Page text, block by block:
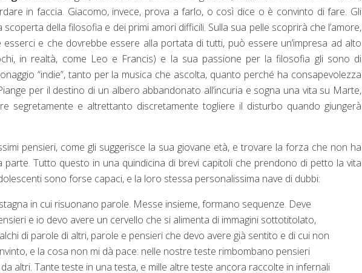
in faccia. Giacomo, invece, prova a farlo, o così dice o è convinto di fare. Gli
della filosofia e dei primi amori difficili. Sulla sua pelle scoprirà che l’amore,
e che dovrebbe essere alla portata di tutti, può essere un’impresa ad alto
in realtà, come Leo e Francis) e la sua passione per la filosofia gli sono di
“indie”, tanto per la musica che ascolta, quanto perché ha consapevolezza
per il destino di un albero abbandonato all’incuria e sogna una vita su Marte,
segretamente e altrettanto discretamente togliere il disturbo quando giungerà
pensieri, come gli suggerisce la sua giovane età, e trovare la forza che non ha
Tutto questo in una quindicina di brevi capitoli che prendono di petto la vita
sono forse capaci, e la loro stessa personalissima nave di dubbi:
in cui risuonano parole. Messe insieme, formano sequenze. Deve
e io devo avere un cervello che si alimenta di immagini sottotitolato,
di parole di altri, parole e pensieri che devo avere già sentito e di cui non
e la cosa non mi dà pace: nelle nostre teste rimbombano pensieri
altri. Tante teste in una testa, e mille altre teste ancora raccolte in infernali